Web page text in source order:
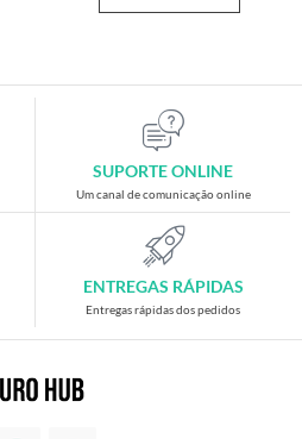
SUPORTE ONLINE
Um canal de comunicação online
ENTREGAS RÁPIDAS
Entregas rápidas dos pedidos